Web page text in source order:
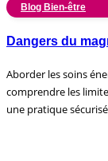
Blog Bien-être
Dangers du
Aborder les soins
comprendre les
une pratique